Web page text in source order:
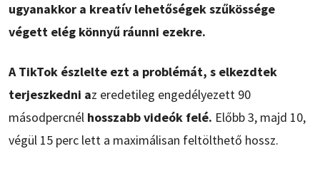
ugyanakkor a kreatív lehetőségek szűkössége
végett elég könnyű ráunni ezekre.
A TikTok észlelte ezt a problémát, s elkezdtek
terjeszkedni az eredetileg engedélyezett 90
másodpercnél hosszabb videók felé. Előbb 3, majd 10,
végül 15 perc lett a maximálisan feltölthető hossz.